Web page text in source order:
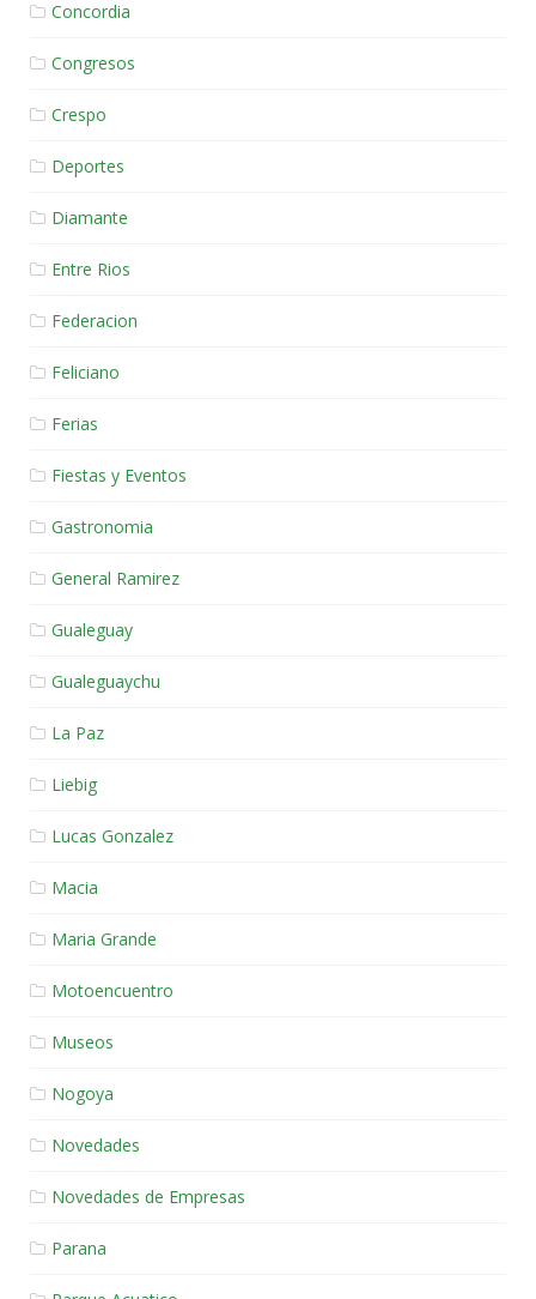
Concordia
Congresos
Crespo
Deportes
Diamante
Entre Rios
Federacion
Feliciano
Ferias
Fiestas y Eventos
Gastronomia
General Ramirez
Gualeguay
Gualeguaychu
La Paz
Liebig
Lucas Gonzalez
Macia
Maria Grande
Motoencuentro
Museos
Nogoya
Novedades
Novedades de Empresas
Parana